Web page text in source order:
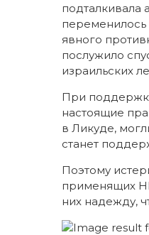
явного
послужило
израильских
При
настоящие
в Ликуде,
станет
Поэтому
применящих
них надежду,